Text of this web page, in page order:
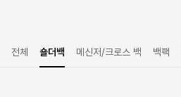
전체 숄더백 메신저/크로스 백 백팩